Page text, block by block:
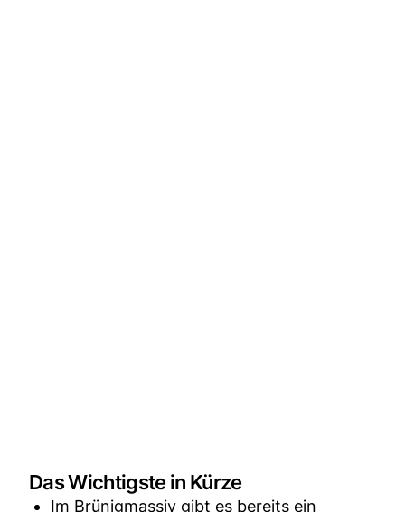
Das Wichtigste in Kürze
Im Brünigmassiv gibt es bereits ein